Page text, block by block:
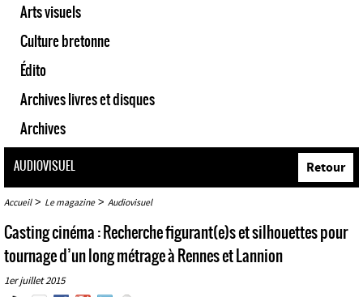
Arts visuels
Culture bretonne
Édito
Archives livres et disques
Archives
AUDIOVISUEL
Accueil> Le magazine> Audiovisuel
Retour
Casting cinéma : Recherche figurant(e)s et silhouettes pour
tournage d’un long métrage à Rennes et Lannion
1er juillet 2015